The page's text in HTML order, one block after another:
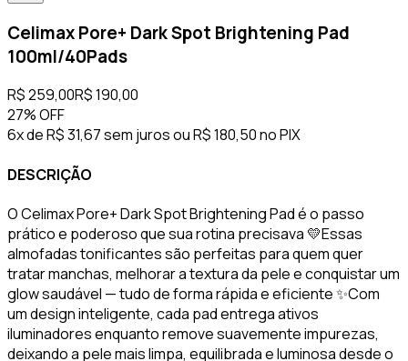
Celimax Pore+ Dark Spot Brightening Pad
100ml/40Pads
R$ 259,00R$ 190,00
27%OFF
6x de R$ 31,67 sem jurosouR$ 180,50no PIX
DESCRIÇÃO
O Celimax Pore+ Dark Spot Brightening Pad é o passo
prático e poderoso que sua rotina precisava 💛Essas
almofadas tonificantes são perfeitas para quem quer
tratar manchas, melhorar a textura da pele e conquistar um
glow saudável — tudo de forma rápida e eficiente ✨Com
um design inteligente, cada pad entrega ativos
iluminadores enquanto remove suavemente impurezas,
deixando a pele mais limpa, equilibrada e luminosa desde o